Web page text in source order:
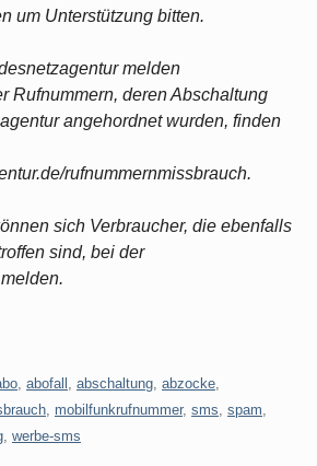
um Unterstützung bitten.
melden
Rufnummern, deren Abschaltung
angehordnet wurden, finden
rufnummernmissbrauch.
sich Verbraucher, die ebenfalls
sind, bei der
abofall abschaltung abzocke
mobilfunkrufnummer, sms spam
werbe-sms